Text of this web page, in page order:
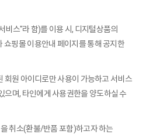
비스"라 함)를 이용 시, 디지털상품의
쇼핑몰 이용안내 페이지를 통해 공지한
회원 아이디로만 사용이 가능하고 서비스
으며, 타인에게 사용권한을 양도하실 수
취소(환불/반품 포함)하고자 하는